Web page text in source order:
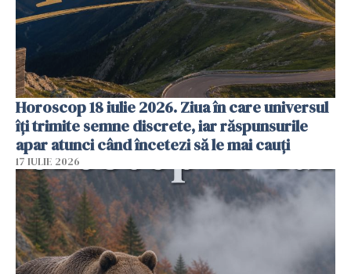
Horoscop 18 iulie 2026. Ziua în care universul
îți trimite semne discrete, iar răspunsurile
apar atunci când încetezi să le mai cauți
17 IULIE 2026